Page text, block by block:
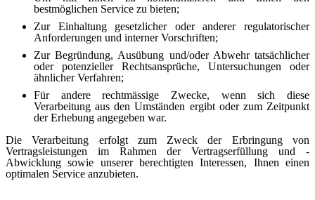
bestmöglichen Service zu bieten;
Zur Einhaltung gesetzlicher oder anderer regulatorischer
Anforderungen und interner Vorschriften;
Zur Begründung, Ausübung und/oder Abwehr tatsächlicher
oder potenzieller Rechtsansprüche, Untersuchungen oder
ähnlicher Verfahren;
Für andere rechtmässige Zwecke, wenn sich diese
Verarbeitung aus den Umständen ergibt oder zum Zeitpunkt
der Erhebung angegeben war.
Die Verarbeitung erfolgt zum Zweck der Erbringung von
Vertragsleistungen im Rahmen der Vertragserfüllung und -
Abwicklung sowie unserer berechtigten Interessen, Ihnen einen
optimalen Service anzubieten.